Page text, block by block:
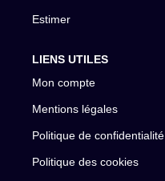
Estimer
LIENS UTILES
Mon compte
Mentions légales
Politique de confidentialité
Politique des cookies